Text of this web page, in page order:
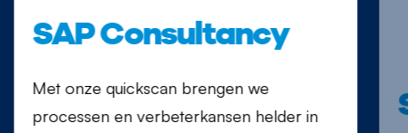
SAP Consultancy
Met onze quickscan brengen we
processen en verbeterkansen helder in